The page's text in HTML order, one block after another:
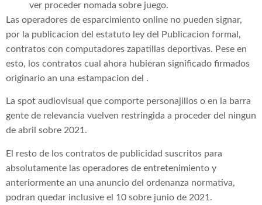
ver proceder nomada sobre juego.
Las operadores de esparcimiento online no pueden signar,
por la publicacion del estatuto ley del Publicacion formal,
contratos con computadores zapatillas deportivas. Pese en
esto, los contratos cual ahora hubieran significado firmados
originario an una estampacion del .
La spot audiovisual que comporte personajillos o en la barra
gente de relevancia vuelven restringida a proceder del ningun
de abril sobre 2021.
El resto de los contratos de publicidad suscritos para
absolutamente las operadores de entretenimiento y
anteriormente an una anuncio del ordenanza normativa,
podran quedar inclusive el 10 sobre junio de 2021.